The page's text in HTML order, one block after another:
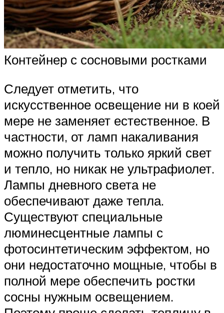
Контейнер с сосновыми ростками
Следует отметить, что
искусственное освещение ни в коей
мере не заменяет естественное. В
частности, от ламп накаливания
можно получить только яркий свет
и тепло, но никак не ультрафиолет.
Лампы дневного света не
обеспечивают даже тепла.
Существуют специальные
люминесцентные лампы с
фотосинтетическим эффектом, но
они недостаточно мощные, чтобы в
полной мере обеспечить ростки
сосны нужным освещением.